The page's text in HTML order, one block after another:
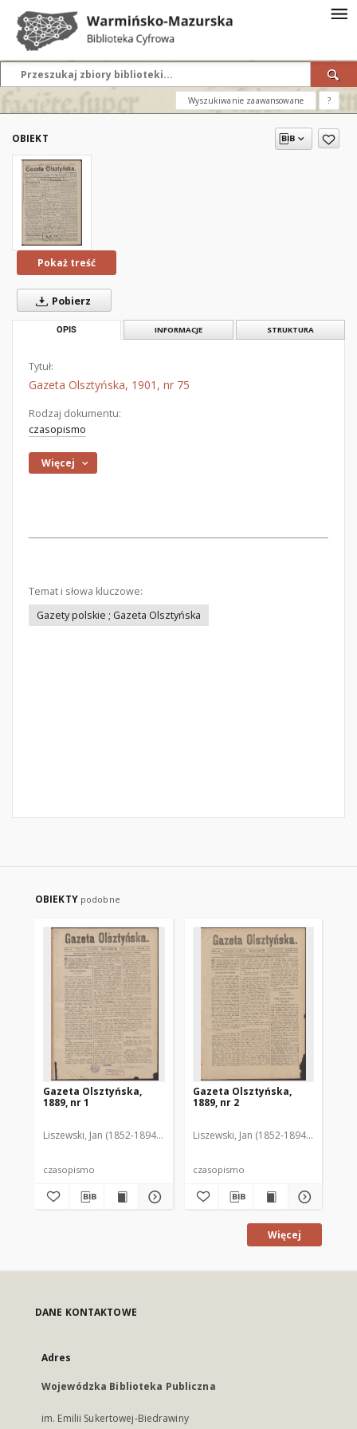
Wyszukiwanie zaawansowane ?
OBIEKT
Pokaż treść
Pobierz
OPIS INFORMACJE STRUKTURA
Tytuł:
Gazeta Olsztyńska, 1901, nr 75
Rodzaj dokumentu:
czasopismo
Więcej
Temat i słowa kluczowe:
Gazety polskie ; Gazeta Olsztyńska
OBIEKTY podobne
Gazeta Olsztyńska,
1889, nr 1
Liszewski, Jan (1852-1894). Red.
czasopismo
Gazeta Olsztyńska,
1889, nr 2
Liszewski, Jan (1852-1894). Red.
czasopismo
Więcej
DANE KONTAKTOWE
Adres
Wojewódzka Biblioteka Publiczna
im. Emilii Sukertowej-Biedrawiny